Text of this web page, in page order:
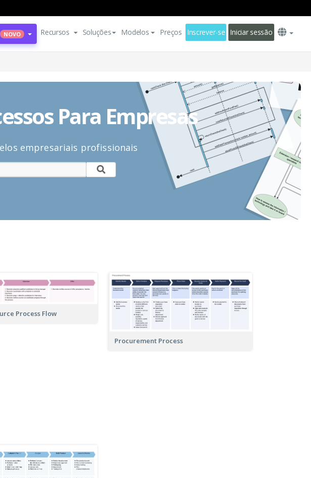
NOVO Recursos Soluções Modelos Preços Inscrever-se Iniciar sessão
Para Empresas
empresariais profissionais
Process Flow
Procurement Process